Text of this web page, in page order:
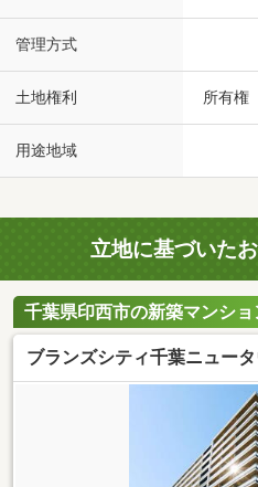
管理方式
土地権利 所有権
用途地域
立地に基づいた
千葉県印西市の新築マンショ
ブランズシティ千葉ニュー